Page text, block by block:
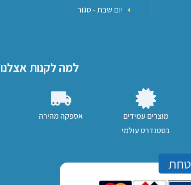
יום שבת - סגור
למה לקנות אצלנו
מוצרים עמידים
בסטנדרט עולמי
אספקה מהירה